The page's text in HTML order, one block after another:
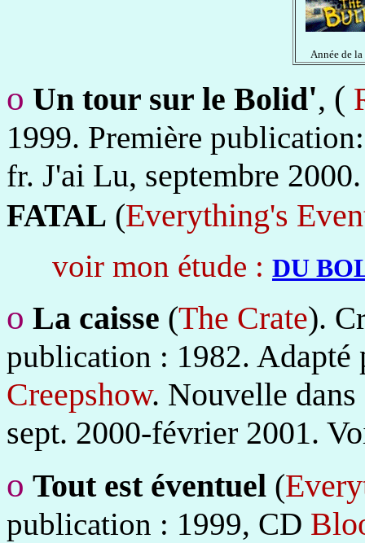
Année de la
o Un tour sur le Bolid', (
1999. Première
fr. J'ai Lu, septembre
FATAL (Everything's
voir mon étude : DU
o La caisse (The Crate).
publication : 1982. Adapté
Creepshow. Nouvelle dans
sept. 2000-février 2001.
o Tout est éventuel (
publication : 1999, CD